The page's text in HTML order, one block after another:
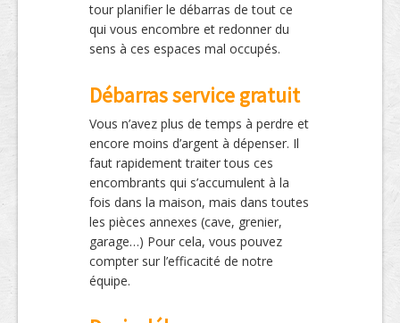
tour planifier le débarras de tout ce
qui vous encombre et redonner du
sens à ces espaces mal occupés.
Débarras service gratuit
Vous n’avez plus de temps à perdre et
encore moins d’argent à dépenser. Il
faut rapidement traiter tous ces
encombrants qui s’accumulent à la
fois dans la maison, mais dans toutes
les pièces annexes (cave, grenier,
garage…) Pour cela, vous pouvez
compter sur l’efficacité de notre
équipe.